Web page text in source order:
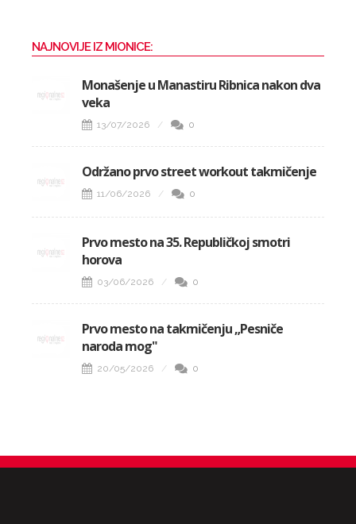
NAJNOVIJE IZ MIONICE:
Monašenje u Manastiru Ribnica nakon dva
veka
13/07/2026 0
Održano prvo street workout takmičenje
11/06/2026 0
Prvo mesto na 35. Republičkoj smotri
horova
03/06/2026 0
Prvo mesto na takmičenju „Pesniče
naroda mog"
20/05/2026 0